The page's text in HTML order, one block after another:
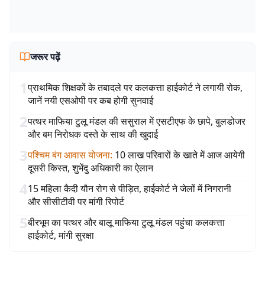
जरूर पढ़ें
1प्राथमिक शिक्षकों के तबादले पर कलकत्ता हाईकोर्ट ने लगायी रोक,
जानें नयी एसओपी पर कब होगी सुनवाई
2पत्थर माफिया टुलू मंडल की ससुराल में एसटीएफ के छापे, बुलडोजर
और बम निरोधक दस्ते के साथ की खुदाई
3पश्चिम बंग आवास योजना: 10 लाख परिवारों के खाते में आज आयेगी
दूसरी किस्त, शुभेंदु अधिकारी का ऐलान
415 महिला कैदी यौन रोग से पीड़ित, हाईकोर्ट ने जेलों में निगरानी
और सीसीटीवी पर मांगी रिपोर्ट
5बीरभूम का पत्थर और बालू माफिया टुलू मंडल पहुंचा कलकत्ता
हाईकोर्ट, मांगी सुरक्षा